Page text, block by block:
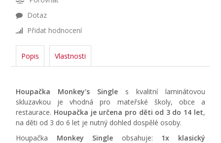
Dotaz
Přidat hodnocení
Popis Vlastnosti
Houpačka Monkey's Single s kvalitní laminátovou
skluzavkou
je vhodná pro mateřské školy, obce a
restaurace. Houpačka je určena pro děti od 3 do 14 let,
na děti od 3 do 6 let je nutný dohled dospělé osoby.
Houpačka Monkey Single obsahuje: 1x klasický